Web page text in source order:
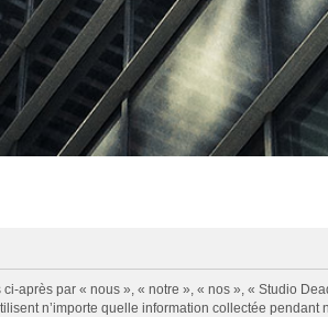
par « nous », « notre », « nos », « Studio
n’importe quelle information collectée